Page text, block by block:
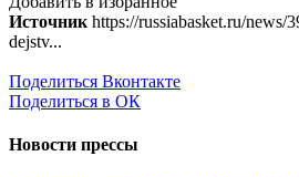
Источник https://russiabasket.ru/news/
dejstv...
Поделиться Вконтакте
Поделиться в ОК
Новости прессы